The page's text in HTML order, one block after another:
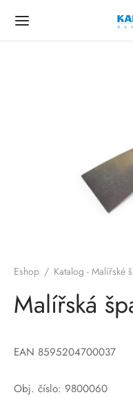
Eshop / Katalog - Malířské
Malířská
EAN 8595204700037
Obj. číslo: 9800060